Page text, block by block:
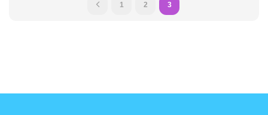
1 2 3